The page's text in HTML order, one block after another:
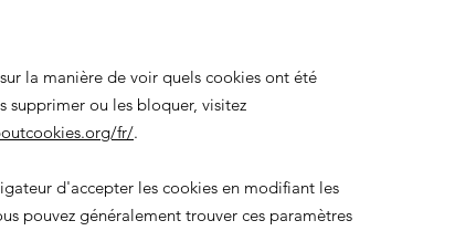
la manière de voir quels cookies ont été
supprimer ou les bloquer, visitez
fr/.
d'accepter les cookies en modifiant les
pouvez généralement trouver ces paramètres